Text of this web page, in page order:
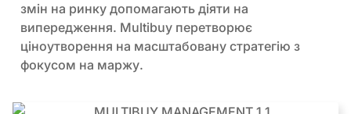
змін на ринку допомагають діяти на
випередження. Multibuy перетворює
ціноутворення на масштабовану стратегію з
фокусом на маржу.